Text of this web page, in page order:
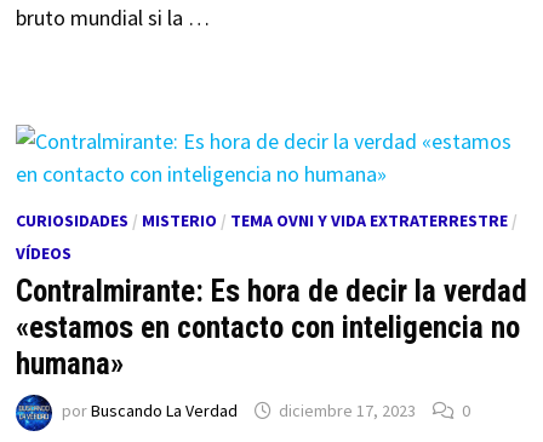
bruto mundial si la …
CURIOSIDADES / MISTERIO / TEMA OVNI Y VIDA EXTRATERRESTRE/
VÍDEOS
Contralmirante: Es hora de decir la verdad
«estamos en contacto con inteligencia no
humana»
porBuscando La Verdad diciembre 17, 2023 0